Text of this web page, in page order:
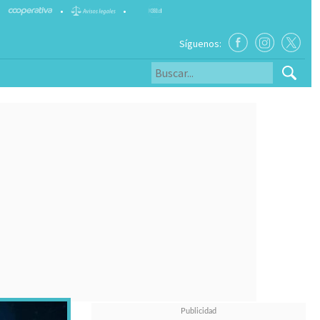
• •
Síguenos: